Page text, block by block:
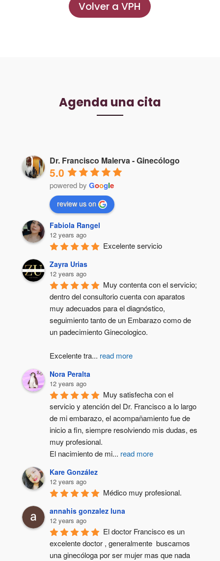
Volver a VPH
Agenda una cita
Dr. Francisco Malerva - Ginecólogo
5.0
powered by Google
review us on
Fabiola Rangel
12 years ago
Excelente servicio
Zayra Urias
12 years ago
Muy contenta con el servicio;
dentro del consultorio cuenta con aparatos
muy adecuados para el diagnóstico,
seguimiento tanto de un Embarazo como de
un padecimiento Ginecologico.
Excelente tra... read more
Nora Peralta
12 years ago
Muy satisfecha con el
servicio y atención del Dr. Francisco a lo largo
de mi embarazo, el acompañamiento fue de
inicio a fin, siempre resolviendo mis dudas, es
muy profesional.
El nacimiento de mi... read more
Kare González
12 years ago
Médico muy profesional.
annahis gonzalez luna
12 years ago
El doctor Francisco es un
excelente doctor , generalmente  buscamos
una ginecóloga por ser mujer mas que nada